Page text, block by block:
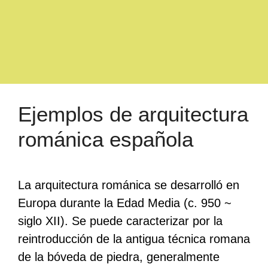
Ejemplos de arquitectura
románica española
La arquitectura románica se desarrolló en
Europa durante la Edad Media (c. 950 ~
siglo XII). Se puede caracterizar por la
reintroducción de la antigua técnica romana
de la bóveda de piedra, generalmente